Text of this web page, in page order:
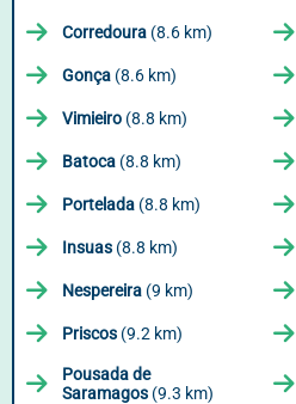
Corredoura (8.6 km)
Gonça (8.6 km)
Vimieiro (8.8 km)
Batoca (8.8 km)
Portelada (8.8 km)
Insuas (8.8 km)
Nespereira (9 km)
Priscos (9.2 km)
Pousada de
Saramagos (9.3 km)